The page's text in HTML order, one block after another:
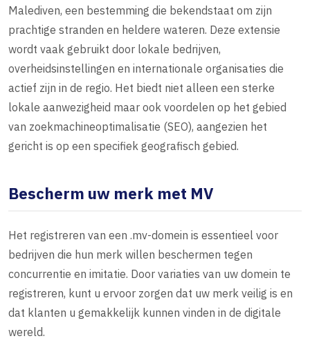
Malediven, een bestemming die bekendstaat om zijn
prachtige stranden en heldere wateren. Deze extensie
wordt vaak gebruikt door lokale bedrijven,
overheidsinstellingen en internationale organisaties die
actief zijn in de regio. Het biedt niet alleen een sterke
lokale aanwezigheid maar ook voordelen op het gebied
van zoekmachineoptimalisatie (SEO), aangezien het
gericht is op een specifiek geografisch gebied.
Bescherm uw merk met MV
Het registreren van een .mv-domein is essentieel voor
bedrijven die hun merk willen beschermen tegen
concurrentie en imitatie. Door variaties van uw domein te
registreren, kunt u ervoor zorgen dat uw merk veilig is en
dat klanten u gemakkelijk kunnen vinden in de digitale
wereld.